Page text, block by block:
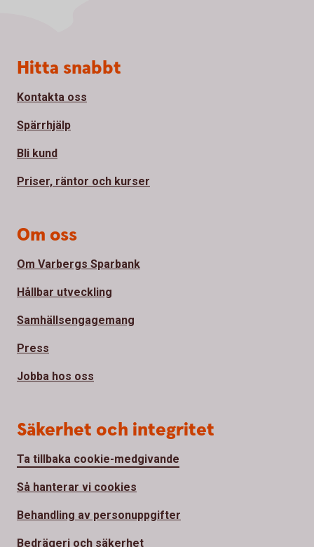
Sidfot
Hitta snabbt
Kontakta oss
Spärrhjälp
Bli kund
Priser, räntor och kurser
Om oss
Om Varbergs Sparbank
Hållbar utveckling
Samhällsengagemang
Press
Jobba hos oss
Säkerhet och integritet
Ta tillbaka cookie-medgivande
Så hanterar vi cookies
Behandling av personuppgifter
Bedrägeri och säkerhet